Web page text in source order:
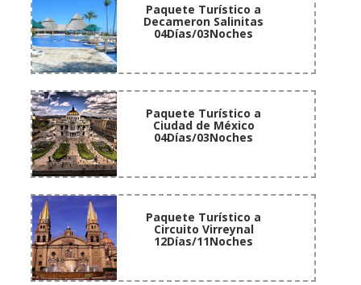
Paquete Turístico a
Decameron Salinitas
04Días/03Noches
Paquete Turístico a
Ciudad de México
04Días/03Noches
Paquete Turístico a
Circuito Virreynal
12Días/11Noches